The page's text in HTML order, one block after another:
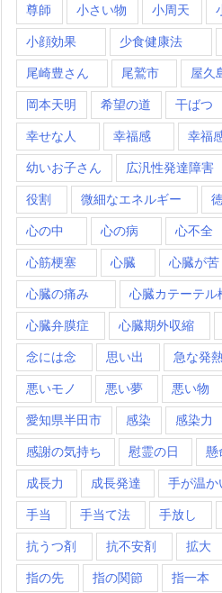
尊師 小さい物 小周天
小顔効果 少食健康法
尾崎豊さん 尾鷲市 屋久
岡本天明 希望の道 干ばつ
幸せな人 幸福感 幸福
幼いお子さん 広汎性発達障害
役割 微細なエネルギー
心の中 心の病 心不全
心筋梗塞 心臓 心臓が
心臓の痛み 心臓カテーテル
心臓弁膜症 心臓期外収縮
念には念 思い出 急な発
悪いモノ 悪い夢 悪い物
愛知県半田市 感染 感染力
感謝の気持ち 慰霊の日 懸
成長力 成長発達 手が温か
手当 手当て法 手放し
抗うつ剤 抗不安剤 拡大
指の先 指の関節 指一本